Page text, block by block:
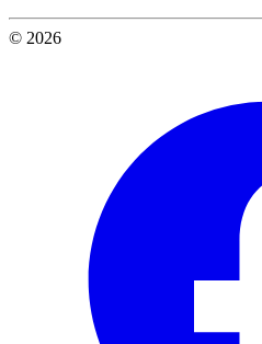
© 2026